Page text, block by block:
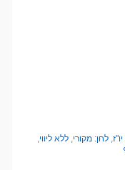
יו"ז, לחן: מקורי, ללא ליווי,